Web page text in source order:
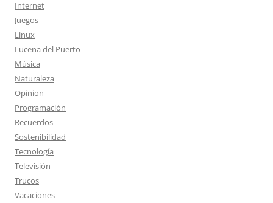
Internet
Juegos
Linux
Lucena del Puerto
Música
Naturaleza
Opinion
Programación
Recuerdos
Sostenibilidad
Tecnología
Televisión
Trucos
Vacaciones